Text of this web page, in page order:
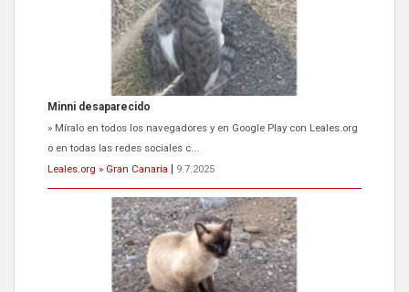
Siami Perdida
Se llama Siami,es hembra de 4 años,esterilizada con marca de
oreja,cariñosa,mimosa pero miedosa,e...
Leales.org » Gran Canaria
9.7.2025